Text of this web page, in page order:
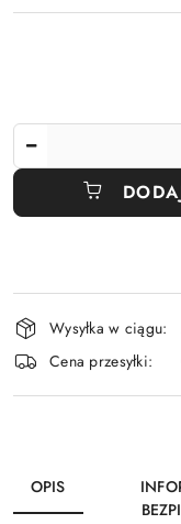
Dostępność
i
dostawa
Wysyłka w ciągu:
Cena przesyłki:
OPIS